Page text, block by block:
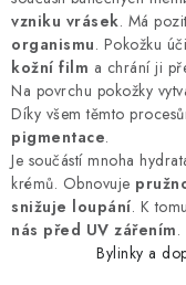
vzniku vrásek. Má
organismu. Pokožku
kožní film a chrání ji
Na povrchu pokožky
Díky všem těmto
pigmentace.
Je součástí mnoha
krémů. Obnovuje
snižuje loupání. K
nás před UV zářením.
Bylinky a